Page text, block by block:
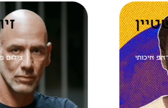
סטנדאפ איכותי